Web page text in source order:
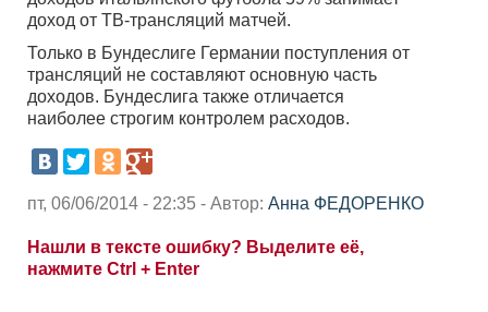
доход от ТВ-трансляций матчей.
Только в Бундеслиге Германии поступления от
трансляций не составляют основную часть
доходов. Бундеслига также отличается
наиболее строгим контролем расходов.
пт, 06/06/2014 - 22:35 - Автор: Анна ФЕДОРЕНКО
Нашли в тексте ошибку? Выделите её,
нажмите Ctrl + Enter